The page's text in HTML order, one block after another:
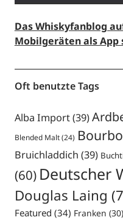
Das Whiskyfanblog
Mobilgeräten als App
Oft benutzte Tags
Alba Import(39)
Blended Malt(24)
Bruichladdich (39)
(60) Deutscher
Douglas Laing
Featured (34) Franken (30)